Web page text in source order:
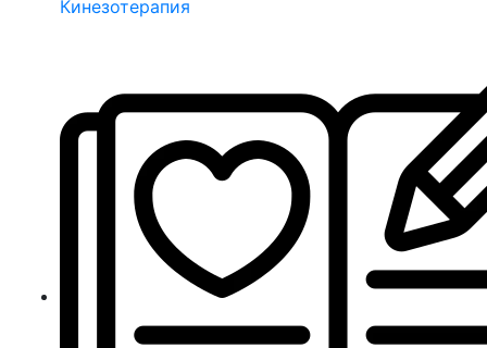
Кинезотерапия